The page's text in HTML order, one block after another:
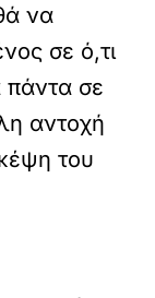
να
σε ό,τι
πάντα σε
αντοχή
του